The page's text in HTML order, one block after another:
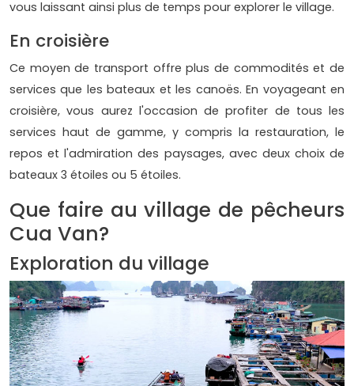
vous laissant ainsi plus de temps pour explorer le village.
En croisière
Ce moyen de transport offre plus de commodités et de
services que les bateaux et les canoës. En voyageant en
croisière, vous aurez l'occasion de profiter de tous les
services haut de gamme, y compris la restauration, le
repos et l'admiration des paysages, avec deux choix de
bateaux 3 étoiles ou 5 étoiles.
Que faire au village de pêcheurs
Cua Van?
Exploration du village